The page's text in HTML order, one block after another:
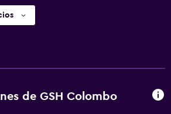
de GSH Colombo